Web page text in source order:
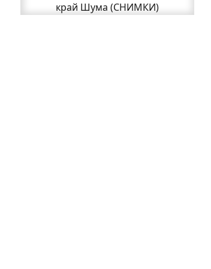
изгоряха край Годеч, десетки
край Шума (СНИМКИ)